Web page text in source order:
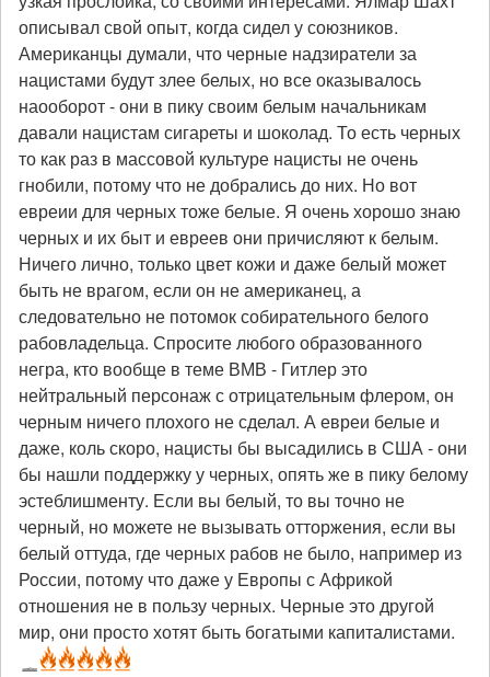
описывал свой опыт, когда сидел у союзников.
Американцы думали, что черные надзиратели за
нацистами будут злее белых, но все оказывалось
наооборот - они в пику своим белым начальникам
давали нацистам сигареты и шоколад. То есть черных
то как раз в массовой культуре нацисты не очень
гнобили, потому что не добрались до них. Но вот
евреии для черных тоже белые. Я очень хорошо знаю
черных и их быт и евреев они причисляют к белым.
Ничего лично, только цвет кожи и даже белый может
быть не врагом, если он не американец, а
следовательно не потомок собирательного белого
рабовладельца. Спросите любого образованного
негра, кто вообще в теме ВМВ - Гитлер это
нейтральный персонаж с отрицательным флером, он
черным ничего плохого не сделал. А евреи белые и
даже, коль скоро, нацисты бы высадились в США - они
бы нашли поддержку у черных, опять же в пику белому
эстеблишменту. Если вы белый, то вы точно не
черный, но можете не вызывать отторжения, если вы
белый оттуда, где черных рабов не было, например из
России, потому что даже у Европы с Африкой
отношения не в пользу черных. Черные это другой
мир, они просто хотят быть богатыми капиталистами.